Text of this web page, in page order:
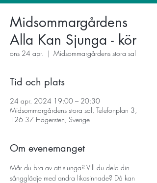
Midsommargårdens
Alla Kan Sjunga - kör
ons 24 apr.
  |
Midsommargårdens stora sal
Tid och plats
24 apr. 2024 19:00 – 20:30
Midsommargårdens stora sal, Telefonplan 3,
126 37 Hägersten, Sverige
Om evenemanget
Mår du bra av att sjunga? Vill du dela din
sångglädje med andra likasinnade? Då kan